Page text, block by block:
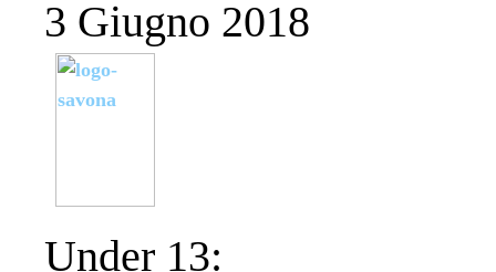
3 Giugno 2018
Under 13: